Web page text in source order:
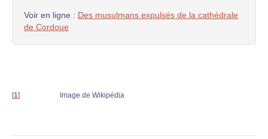
Voir en ligne : Des musulmans expulsés de la cathédrale
de Cordoue
[1] Image de Wikipédia